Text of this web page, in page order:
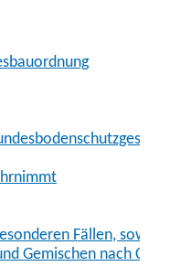
Fällen, sowie der
nach